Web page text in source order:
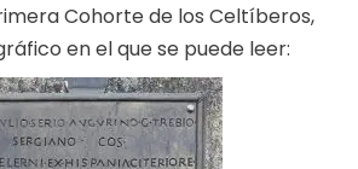
Cohorte de los Celtíberos,
en el que se puede leer: